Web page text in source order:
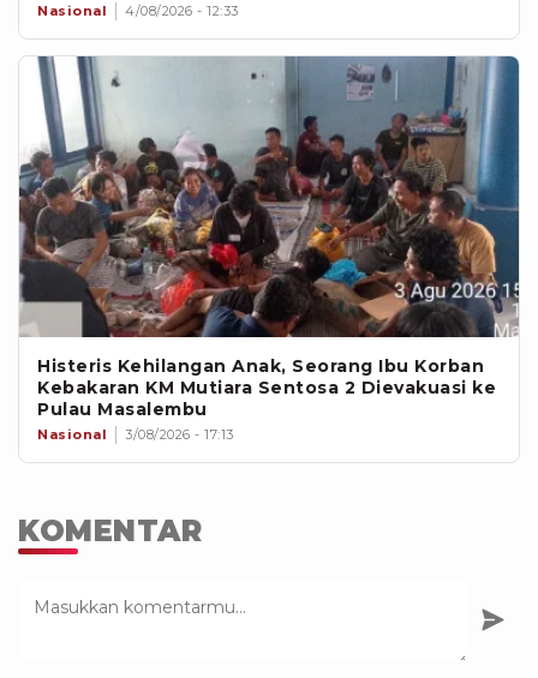
Nasional 4/08/2026 - 12:33
Histeris Kehilangan Anak, Seorang Ibu Korban
Kebakaran KM Mutiara Sentosa 2 Dievakuasi ke
Pulau Masalembu
Nasional 3/08/2026 - 17:13
KOMENTAR